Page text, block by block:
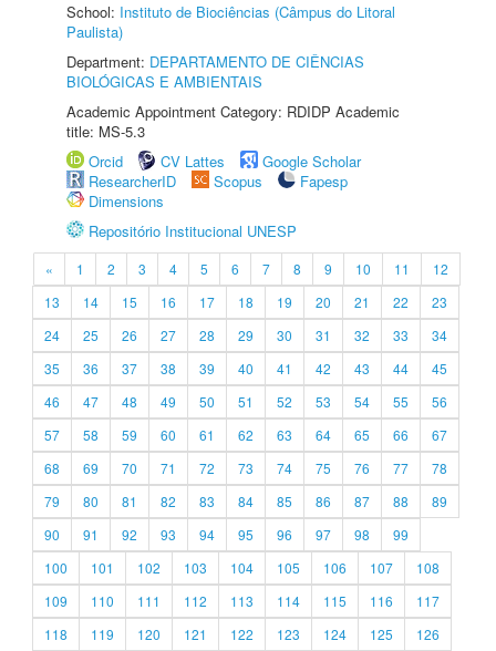
School: Instituto de Biociências (Câmpus do Litoral
Paulista)
Department: DEPARTAMENTO DE CIÊNCIAS
BIOLÓGICAS E AMBIENTAIS
Academic Appointment Category: RDIDP Academic
title: MS-5.3
Orcid
CV Lattes
Google Scholar
ResearcherID
Scopus
Fapesp
Dimensions
Repositório Institucional UNESP
« 1 2 3 4 5 6 7 8 9 10 11
12
13
14 15 16 17 18 19 20 21 22
23
24
25 26 27 28 29 30 31 32 33
34
35
36 37 38 39 40 41 42 43 44
45
46
47 48 49 50 51 52 53 54 55
56
57
58 59 60 61 62 63 64 65 66
67
68
69 70 71 72 73 74 75 76 77
78
79
80 81 82 83 84 85 86 87 88
89
90
91 92 93 94 95 96 97 98
99
100
101 102 103 104 105 106 107
108
109
110 111 112 113 114 115 116
117
118
119 120 121 122 123 124 125
126